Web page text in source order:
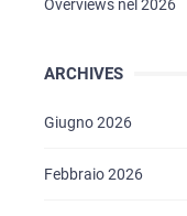
Overviews nel 2026
ARCHIVES
Giugno 2026
Febbraio 2026
SERVIZI